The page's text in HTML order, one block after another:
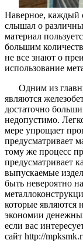
Наверное, каждый
слышал о
материал
большим
не все знают о
использование
Одним из
являются
достаточно
недопустимо.
мере упрощает
предусматривает
тому же процесс
предусматривает
выпускаемые
быть невероятно
которые являются
экономии
если вас
сайт http://